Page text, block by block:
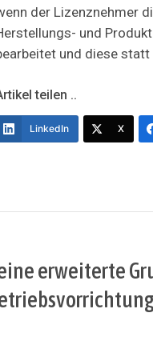
der Lizenznehmer
und
und diese
teilen ..
LinkedIn X
keine erweiterte